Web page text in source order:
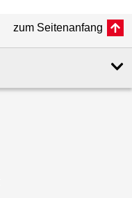
zum Seitenanfang